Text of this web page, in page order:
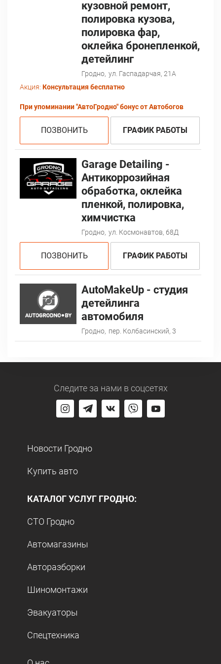
кузовной ремонт,
полировка кузова,
полировка фар,
оклейка бронепленкой,
детейлинг
Гродно, ул. Гаспадарчая, 21А
Акция: Консультация бесплатно
При упоминании "АвтоГродно" бонус от Автобогов
ПОЗВОНИТЬ ГРАФИК РАБОТЫ
Garage Detailing -
Антикоррозийная
обработка, оклейка
пленкой, полировка,
химчистка
Гродно, ул. Космонавтов, 68Д
ПОЗВОНИТЬ ГРАФИК РАБОТЫ
AutoMakeUp - студия
детейлинга
автомобиля
Гродно, пер. Колбасинский, 3
Следите за нами в соцсетях
Новости Гродно
Купить авто
КАТАЛОГ УСЛУГ ГРОДНО:
СТО Гродно
Автомагазины
Авторазборки
Шиномонтажи
Эвакуаторы
Спецтехника